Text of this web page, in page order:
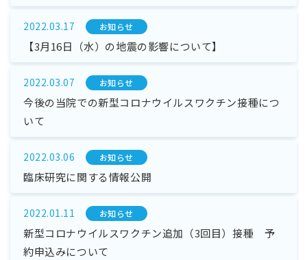
2022.03.17 お知らせ
【3月16日（水）の地震の影響について】
2022.03.07 お知らせ
今後の当院での新型コロナウイルスワクチン接種につ
いて
2022.03.06 お知らせ
臨床研究に関する情報公開
2022.01.11 お知らせ
新型コロナウイルスワクチン追加（3回目）接種 予
約申込みについて